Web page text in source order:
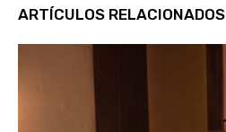
ARTÍCULOS RELACIONADOS